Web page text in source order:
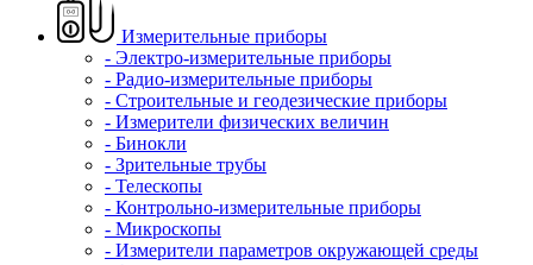
Измерительные приборы
- Электро-измерительные приборы
- Радио-измерительные приборы
- Строительные и геодезические приборы
- Измерители физических величин
- Бинокли
- Зрительные трубы
- Телескопы
- Контрольно-измерительные приборы
- Микроскопы
- Измерители параметров окружающей среды